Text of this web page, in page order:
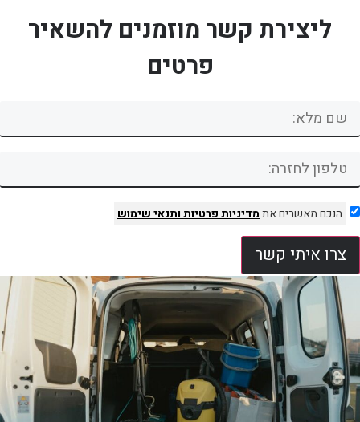
ליצירת קשר מוזמנים להשאיר
פרטים
הנכם מאשרים אתמדיניות פרטיותותנאי שימוש
צרו איתי קשר